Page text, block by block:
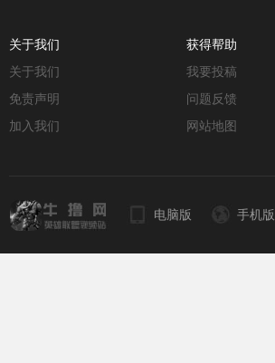
关于我们
关于我们
免责声明
加入我们
获得帮助
我要投稿
问题反馈
网站地图
电脑版 手机版